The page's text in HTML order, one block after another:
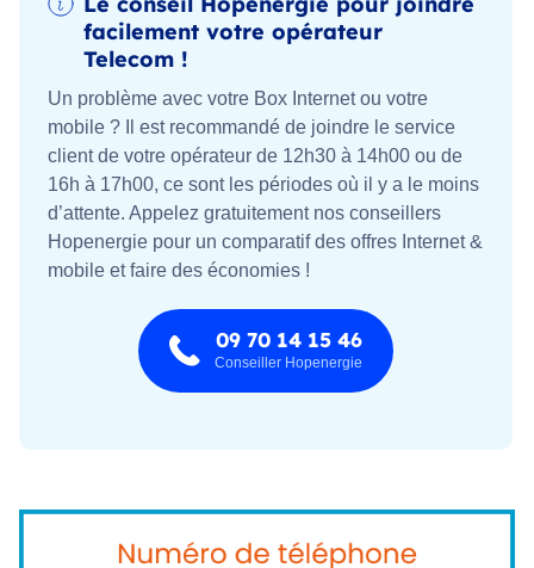
facilement votre opérateur
Telecom !
Un problème avec votre Box Internet ou votre
mobile ? Il est recommandé de joindre le service
client de votre opérateur de 12h30 à 14h00 ou de
16h à 17h00, ce sont les périodes où il y a le moins
d’attente. Appelez gratuitement nos conseillers
Hopenergie pour un comparatif des offres Internet &
mobile et faire des économies !
09 70 14 15 46
Conseiller Hopenergie